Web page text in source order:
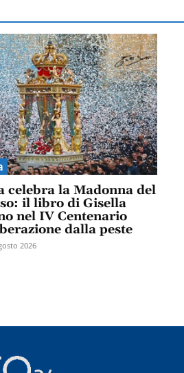
celebra la Madonna del
il libro di Gisella
nel IV Centenario
dalla peste
2026